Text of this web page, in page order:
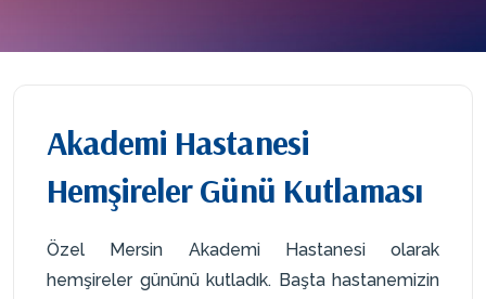
Akademi Hastanesi
Hemşireler Günü Kutlaması
Özel Mersin Akademi Hastanesi olarak
hemşireler gününü kutladık. Başta hastanemizin